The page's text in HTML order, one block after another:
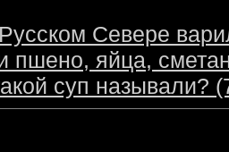
Севере
пшено, яйца,
суп называли?